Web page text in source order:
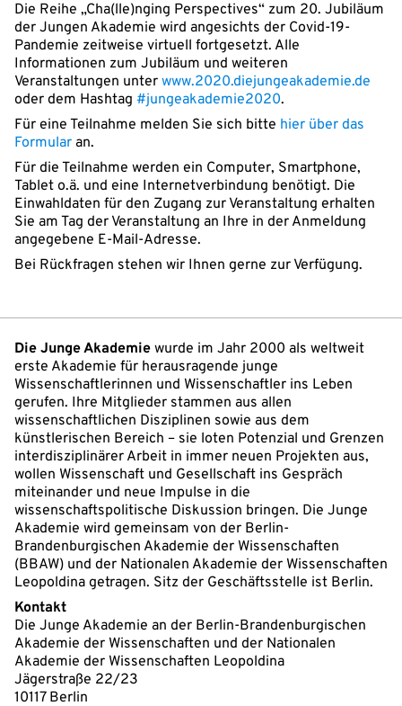
Die Reihe „Cha(lle)nging Perspectives“ zum 20. Jubiläum
der Jungen Akademie wird angesichts der Covid-19-
Pandemie zeitweise virtuell fortgesetzt. Alle
Informationen zum Jubiläum und weiteren
Veranstaltungen unter www.2020.diejungeakademie.de
oder dem Hashtag #jungeakademie2020.
Für eine Teilnahme melden Sie sich bitte hier über das
Formular an.
Für die Teilnahme werden ein Computer, Smartphone,
Tablet o.ä. und eine Internetverbindung benötigt. Die
Einwahldaten für den Zugang zur Veranstaltung erhalten
Sie am Tag der Veranstaltung an Ihre in der Anmeldung
angegebene E-Mail-Adresse.
Bei Rückfragen stehen wir Ihnen gerne zur Verfügung.
Die Junge Akademie wurde im Jahr 2000 als weltweit
erste Akademie für herausragende junge
Wissenschaftlerinnen und Wissenschaftler ins Leben
gerufen. Ihre Mitglieder stammen aus allen
wissenschaftlichen Disziplinen sowie aus dem
künstlerischen Bereich – sie loten Potenzial und Grenzen
interdisziplinärer Arbeit in immer neuen Projekten aus,
wollen Wissenschaft und Gesellschaft ins Gespräch
miteinander und neue Impulse in die
wissenschaftspolitische Diskussion bringen. Die Junge
Akademie wird gemeinsam von der Berlin-
Brandenburgischen Akademie der Wissenschaften
(BBAW) und der Nationalen Akademie der Wissenschaften
Leopoldina getragen. Sitz der Geschäftsstelle ist Berlin.
Kontakt
Die Junge Akademie an der Berlin-Brandenburgischen
Akademie der Wissenschaften und der Nationalen
Akademie der Wissenschaften Leopoldina
Jägerstraße 22/23
10117 Berlin